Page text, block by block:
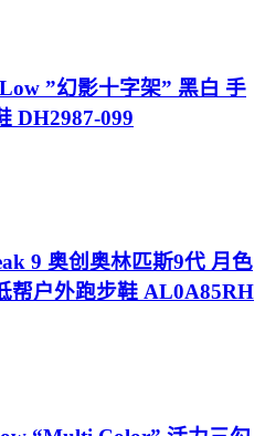
”幻影十字架” 黑白 手
DH2987-099
9 奥创奥林匹斯9代 月色
帮户外跑步鞋 AL0A85RH